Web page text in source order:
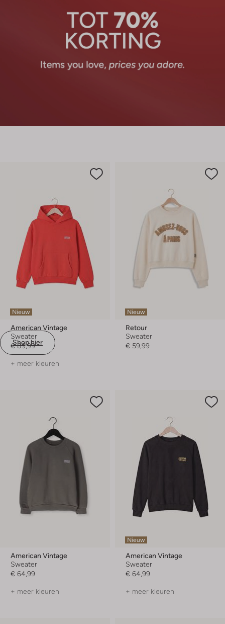
Shop hier
Nieuw
American Vintage
Sweater
€ 89,99
+ meer kleuren
Nieuw
Retour
Sweater
€ 59,99
American Vintage
Sweater
€ 64,99
+ meer kleuren
Nieuw
American Vintage
Sweater
€ 64,99
+ meer kleuren